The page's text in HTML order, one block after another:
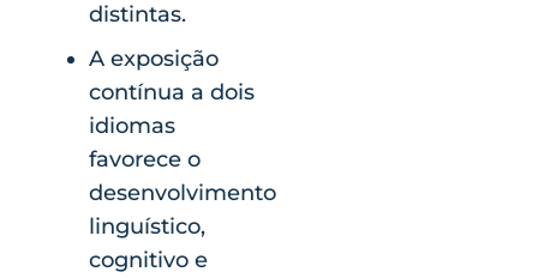
distintas.
A exposição
contínua a dois
idiomas
favorece o
desenvolvimento
linguístico,
cognitivo e